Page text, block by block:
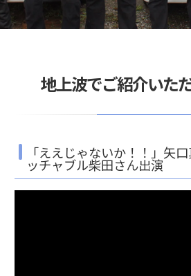
地上波でご紹介いた
「ええじゃないか！！」矢
ッチャブル柴田さん出演